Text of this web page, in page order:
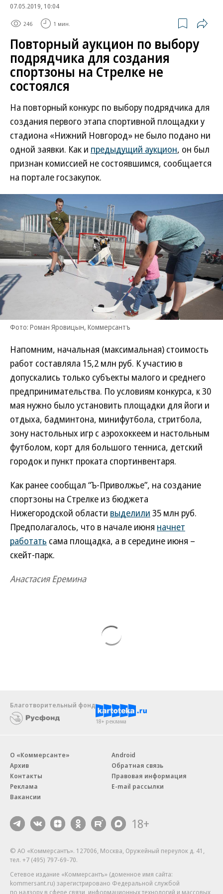
07.05.2019, 10:04
246 1 мин.
Повторный аукцион по выбору
подрядчика для создания
спортзоны на Стрелке не
состоялся
На повторный конкурс по выбору подрядчика для
создания первого этапа спортивной площадки у
стадиона «Нижний Новгород» не было подано ни
одной заявки. Как и предыдущий аукцион, он был
признан комиссией не состоявшимся, сообщается
на портале госзакупок.
Фото: Роман Яровицын, Коммерсантъ
Напомним, начальная (максимальная) стоимость
работ составляла 15,2 млн руб. К участию в
допускались только субъекты малого и среднего
предпринимательства. По условиям конкурса, к 30
мая нужно было установить площадки для йоги и
отдыха, бадминтона, минифутбола, стритбола,
зону настольных игр с аэрохоккеем и настольным
футболом, корт для большого тенниса, детский
городок и пункт проката спортинвентаря.
Как ранее сообщал “Ъ-Приволжье”, на создание
спортзоны на Стрелке из бюджета
Нижегородской области выделили 35 млн руб.
Предполагалось, что в начале июня начнет
работать сама площадка, а в середине июня –
скейт-парк.
Анастасия Еремина
Благотворительный фонд
18+ реклама
О «Коммерсанте»
Архив
Контакты
Реклама
Вакансии
Android
Обратная связь
Правовая информация
E-mail рассылки
18+
© АО «Коммерсантъ». 127006, Москва, Оружейный переулок д. 41,
тел. +7 (495) 797-69-70.
Сетевое издание «Коммерсантъ» (доменное имя сайта:
kommersant.ru) зарегистрировано Федеральной службой
по надзору в сфере связи, информационных технологий и массовых